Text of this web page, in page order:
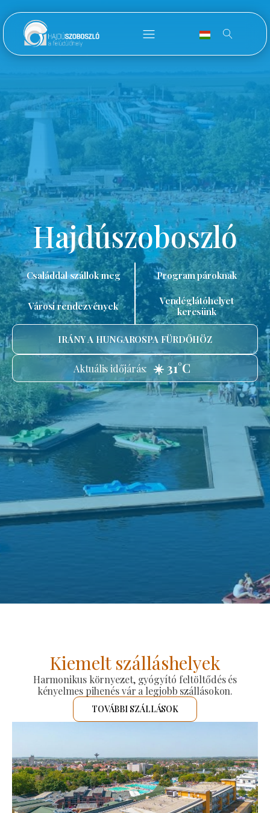
Hajdúszoboszló
Családdal szállok meg Program pároknak
Városi rendezvények
Vendéglátóhelyet
keresünk
IRÁNY A HUNGAROSPA FÜRDŐHÖZ
Aktuális időjárás: ☀️ 31°C
Kiemelt szálláshelyek
Harmonikus környezet, gyógyító feltöltődés és
kényelmes pihenés vár a legjobb szállásokon.
TOVÁBBI SZÁLLÁSOK